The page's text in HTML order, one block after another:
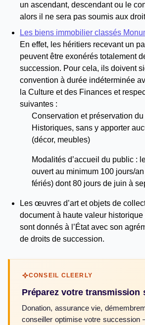
un ascendant, descendant ou le
alors il ne sera pas soumis aux
Les biens immobilier classés
En effet, les héritiers recevant un
peuvent être exonérés totalement
succession. Pour cela, ils doivent
convention à durée indéterminée
la Culture et des Finances et
suivantes :
Conservation et préservation
Historiques, sans y apporter
(décor, meubles)
Modalités d’accueil du public :
ouvert au minimum 100 jours/
fériés) dont 80 jours de juin à
Les œuvres d’art et objets de
document à haute valeur
sont donnés à l’État avec son
de droits de succession.
CONSEIL CLEERLY
Préparez votre transmission
Donation, assurance vie,
conseiller optimise votre succession